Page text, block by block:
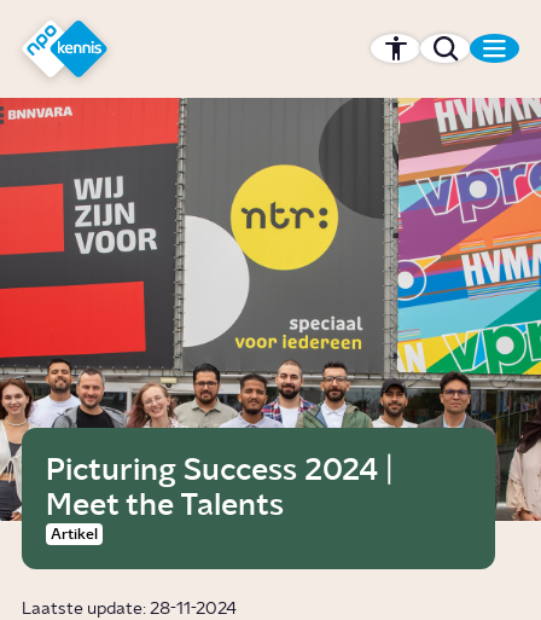
Hét kennisplatform van de NPO
Picturing Success 2024 |
Meet the Talents
Artikel
Laatste update: 28-11-2024